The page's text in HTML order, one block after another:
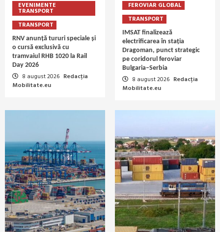
EVENIMENTE
TRANSPORT
TRANSPORT
RNV anunță tururi speciale și
o cursă exclusivă cu
tramvaiul RHB 1020 la Rail
Day 2026
8 august 2026 Redacția
Mobilitate.eu
FEROVIAR GLOBAL
TRANSPORT
IMSAT finalizează
electrificarea în stația
Dragoman, punct strategic
pe coridorul feroviar
Bulgaria–Serbia
8 august 2026 Redacția
Mobilitate.eu